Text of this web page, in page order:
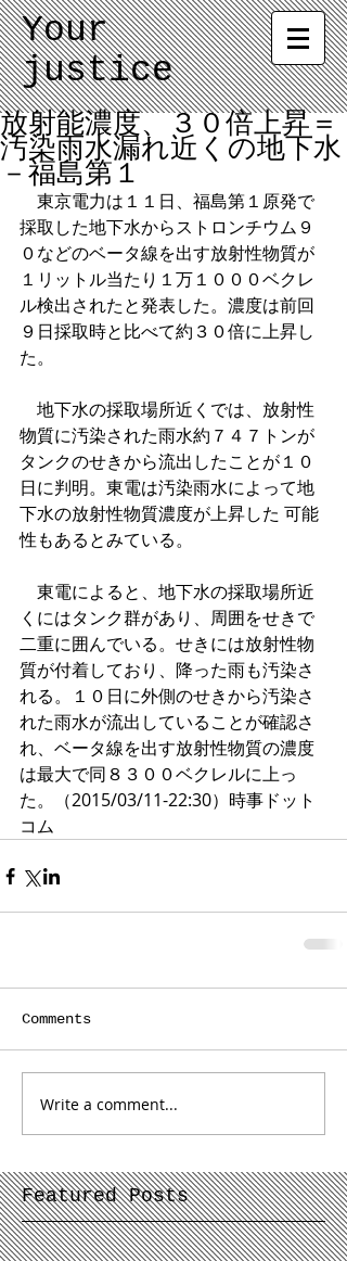
Your
justice
放射能濃度、３０倍上昇＝
汚染雨水漏れ近くの地下水
－福島第１
東京電力は１１日、福島第１原発で
採取した地下水からストロンチウム９
０などのベータ線を出す放射性物質が
１リットル当たり１万１０００ベクレ
ル検出されたと発表した。濃度は前回
９日採取時と比べて約３０倍に上昇し
た。
地下水の採取場所近くでは、放射性
物質に汚染された雨水約７４７トンが
タンクのせきから流出したことが１０
日に判明。東電は汚染雨水によって地
下水の放射性物質濃度が上昇した 可能
性もあるとみている。
東電によると、地下水の採取場所近
くにはタンク群があり、周囲をせきで
二重に囲んでいる。せきには放射性物
質が付着しており、降った雨も汚染さ
れる。１０日に外側のせきから汚染さ
れた雨水が流出していることが確認さ
れ、ベータ線を出す放射性物質の濃度
は最大で同８３００ベクレルに上っ
た。（2015/03/11-22:30）時事ドット
コム
Comments
Write a comment...
Featured Posts